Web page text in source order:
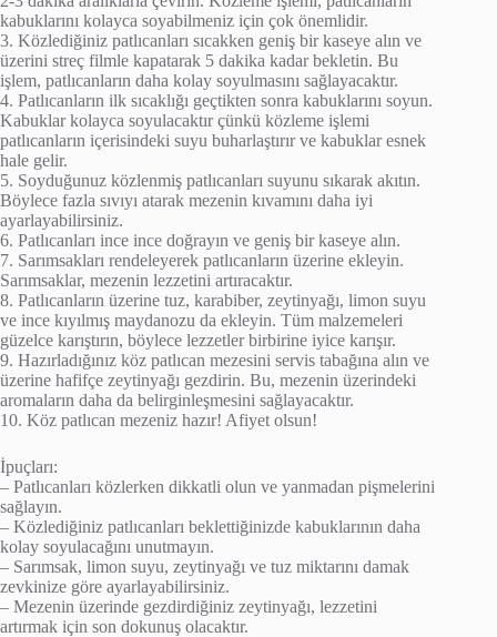
kabuklarını kolayca soyabilmeniz için çok önemlidir.
3. Közlediğiniz patlıcanları sıcakken geniş bir kaseye alın ve
üzerini streç filmle kapatarak 5 dakika kadar bekletin. Bu
işlem, patlıcanların daha kolay soyulmasını sağlayacaktır.
4. Patlıcanların ilk sıcaklığı geçtikten sonra kabuklarını soyun.
Kabuklar kolayca soyulacaktır çünkü közleme işlemi
patlıcanların içerisindeki suyu buharlaştırır ve kabuklar esnek
hale gelir.
5. Soyduğunuz közlenmiş patlıcanları suyunu sıkarak akıtın.
Böylece fazla sıvıyı atarak mezenin kıvamını daha iyi
ayarlayabilirsiniz.
6. Patlıcanları ince ince doğrayın ve geniş bir kaseye alın.
7. Sarımsakları rendeleyerek patlıcanların üzerine ekleyin.
Sarımsaklar, mezenin lezzetini artıracaktır.
8. Patlıcanların üzerine tuz, karabiber, zeytinyağı, limon suyu
ve ince kıyılmış maydanozu da ekleyin. Tüm malzemeleri
güzelce karıştırın, böylece lezzetler birbirine iyice karışır.
9. Hazırladığınız köz patlıcan mezesini servis tabağına alın ve
üzerine hafifçe zeytinyağı gezdirin. Bu, mezenin üzerindeki
aromaların daha da belirginleşmesini sağlayacaktır.
10. Köz patlıcan mezeniz hazır! Afiyet olsun!
İpuçları:
– Patlıcanları közlerken dikkatli olun ve yanmadan pişmelerini
sağlayın.
– Közlediğiniz patlıcanları beklettiğinizde kabuklarının daha
kolay soyulacağını unutmayın.
– Sarımsak, limon suyu, zeytinyağı ve tuz miktarını damak
zevkinize göre ayarlayabilirsiniz.
– Mezenin üzerinde gezdirdiğiniz zeytinyağı, lezzetini
artırmak için son dokunuş olacaktır.